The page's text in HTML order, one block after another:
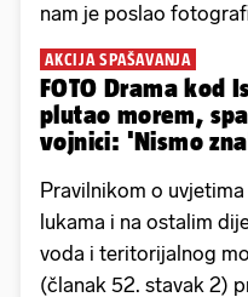
nam je poslao
AKCIJA SPAŠAVANJA
FOTO Drama kod
plutao morem,
vojnici: 'Nismo
Pravilnikom o
lukama i na ostalim
voda i teritorijalnog
(članak 52. stavak 2)